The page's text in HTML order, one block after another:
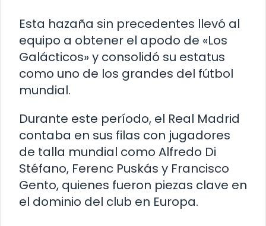
Esta hazaña sin precedentes llevó al
equipo a obtener el apodo de «Los
Galácticos» y consolidó su estatus
como uno de los grandes del fútbol
mundial.
Durante este período, el Real Madrid
contaba en sus filas con jugadores
de talla mundial como Alfredo Di
Stéfano, Ferenc Puskás y Francisco
Gento, quienes fueron piezas clave en
el dominio del club en Europa.